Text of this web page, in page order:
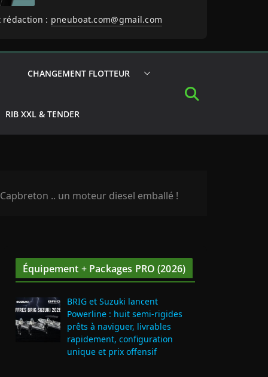
rédaction : pneuboat.com@gmail.com
CHANGEMENT FLOTTEUR
RIB XXL & TENDER
.. un moteur diesel emballé !
Équipement + Packages PRO (2026)
BRIG et Suzuki lancent
Powerline : huit semi‑rigides
prêts à naviguer, livrables
rapidement, configuration
unique et prix offensif